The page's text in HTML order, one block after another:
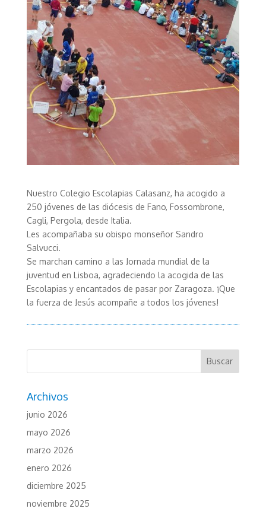
Nuestro Colegio Escolapias Calasanz, ha acogido a
250 jóvenes de las diócesis de Fano, Fossombrone,
Cagli, Pergola, desde Italia.
Les acompañaba su obispo monseñor Sandro
Salvucci.
Se marchan camino a las Jornada mundial de la
juventud en Lisboa, agradeciendo la acogida de las
Escolapias y encantados de pasar por Zaragoza. ¡Que
la fuerza de Jesús acompañe a todos los jóvenes!
Archivos
junio 2026
mayo 2026
marzo 2026
enero 2026
diciembre 2025
noviembre 2025